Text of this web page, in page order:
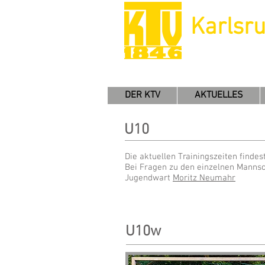
DER KTV AKTUELLES
U10
Die aktuellen Trainingszeiten
Bei Fragen zu den einzelnen
Jugendwart Moritz Neumahr
U10w